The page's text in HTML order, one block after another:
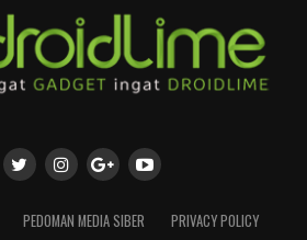
PEDOMAN MEDIA SIBER PRIVACY POLICY